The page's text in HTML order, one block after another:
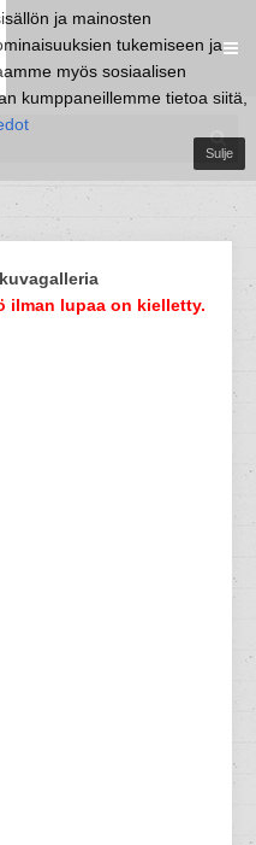
ja mainosten
tukemiseen ja
myös sosiaalisen
kumppaneillemme tietoa siitä,
Sulje
ilman lupaa on kielletty.